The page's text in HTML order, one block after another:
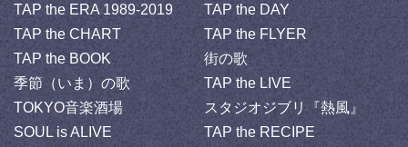
TAP the ERA 1989-2019
TAP the DAY
TAP the CHART
TAP the FLYER
TAP the BOOK
街の歌
季節（いま）の歌
TAP the LIVE
TOKYO音楽酒場
スタジオジブリ『熱風』
SOUL is ALIVE
TAP the RECIPE